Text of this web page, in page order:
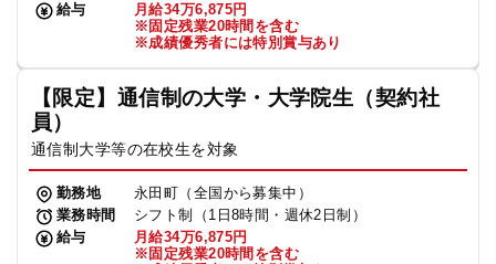
給与
月給34万6,875円
※固定残業20時間を含む
※成績優秀者には特別賞与あり
【限定】通信制の大学・大学院生（契約社
員）
通信制大学等の在校生を対象
勤務地
永田町（全国から募集中）
業務時間
シフト制（1日8時間・週休2日制）
給与
月給34万6,875円
※固定残業20時間を含む